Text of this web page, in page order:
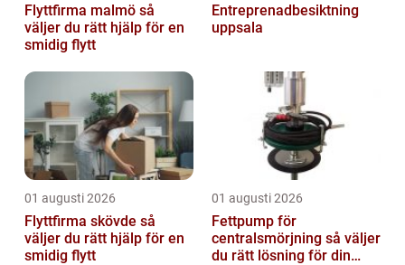
Flyttfirma malmö så
väljer du rätt hjälp för en
smidig flytt
Entreprenadbesiktning
uppsala
01 augusti 2026
Flyttfirma skövde så
väljer du rätt hjälp för en
smidig flytt
01 augusti 2026
Fettpump för
centralsmörjning så väljer
du rätt lösning för din